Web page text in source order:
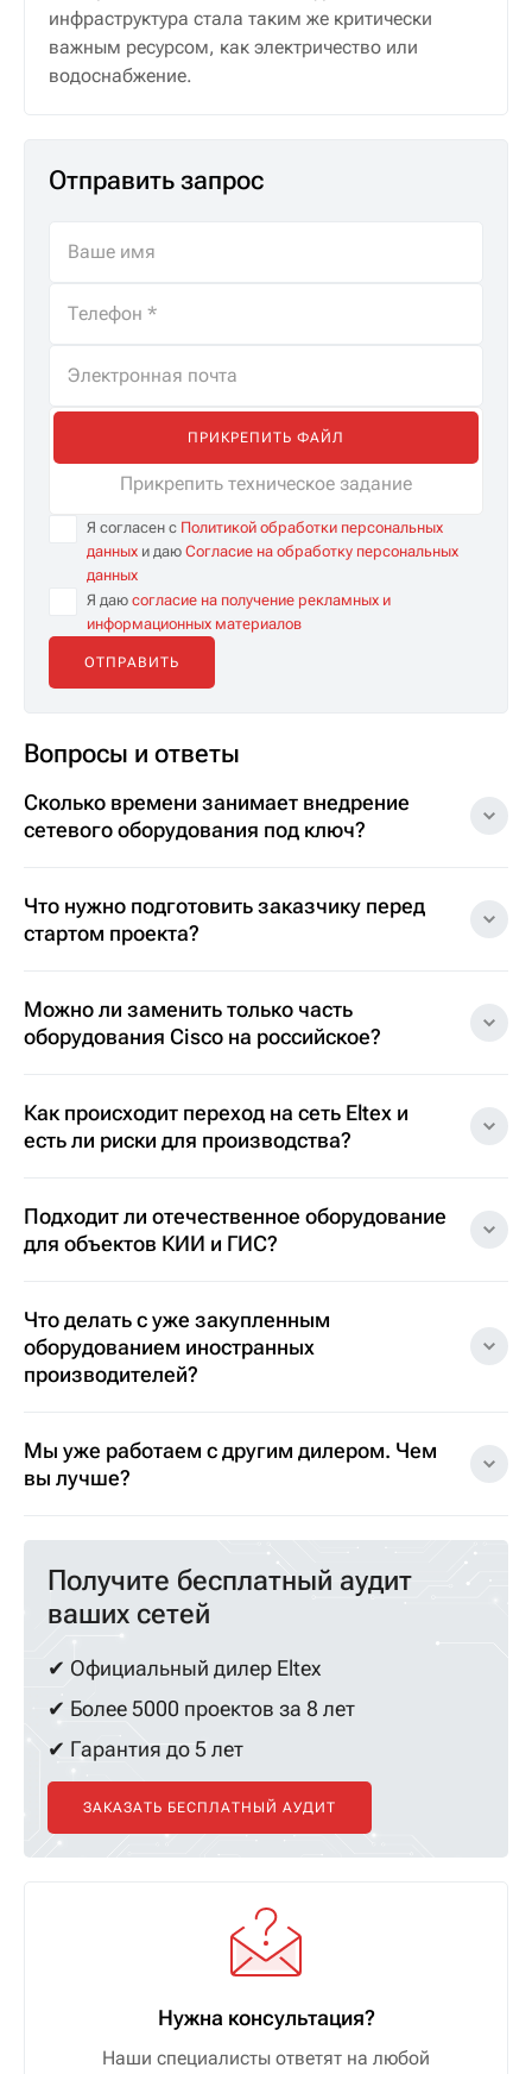
инфраструктура стала таким же критически
важным ресурсом, как электричество или
водоснабжение.
Отправить запрос
ПРИКРЕПИТЬ ФАЙЛ
Прикрепить техническое задание
Я согласен с Политикой обработки персональных
данных и даю Согласие на обработку персональных
данных
Я даю согласие на получение рекламных и
информационных материалов
Вопросы и ответы
Сколько времени занимает внедрение
сетевого оборудования под ключ?
Что нужно подготовить заказчику перед
стартом проекта?
Можно ли заменить только часть
оборудования Cisco на российское?
Как происходит переход на сеть Eltex и
есть ли риски для производства?
Подходит ли отечественное оборудование
для объектов КИИ и ГИС?
Что делать с уже закупленным
оборудованием иностранных
производителей?
Мы уже работаем с другим дилером. Чем
вы лучше?
Получите бесплатный аудит
ваших сетей
✔ Официальный дилер Eltex
✔ Более 5000 проектов за 8 лет
✔ Гарантия до 5 лет
ЗАКАЗАТЬ БЕСПЛАТНЫЙ АУДИТ
Нужна консультация?
Наши специалисты ответят на любой